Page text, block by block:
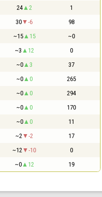
24 2 1
30 -6 98
~15 15 ~0
~3 12 0
~0 3 37
~0 0 265
~0 0 294
~0 0 170
~0 0 11
~2 -2 17
~12 -10 0
~0 12 19